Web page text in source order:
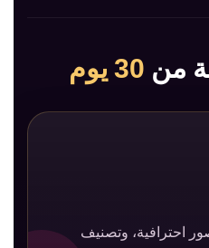
من 30 يوم
احترافية، وتصنيف